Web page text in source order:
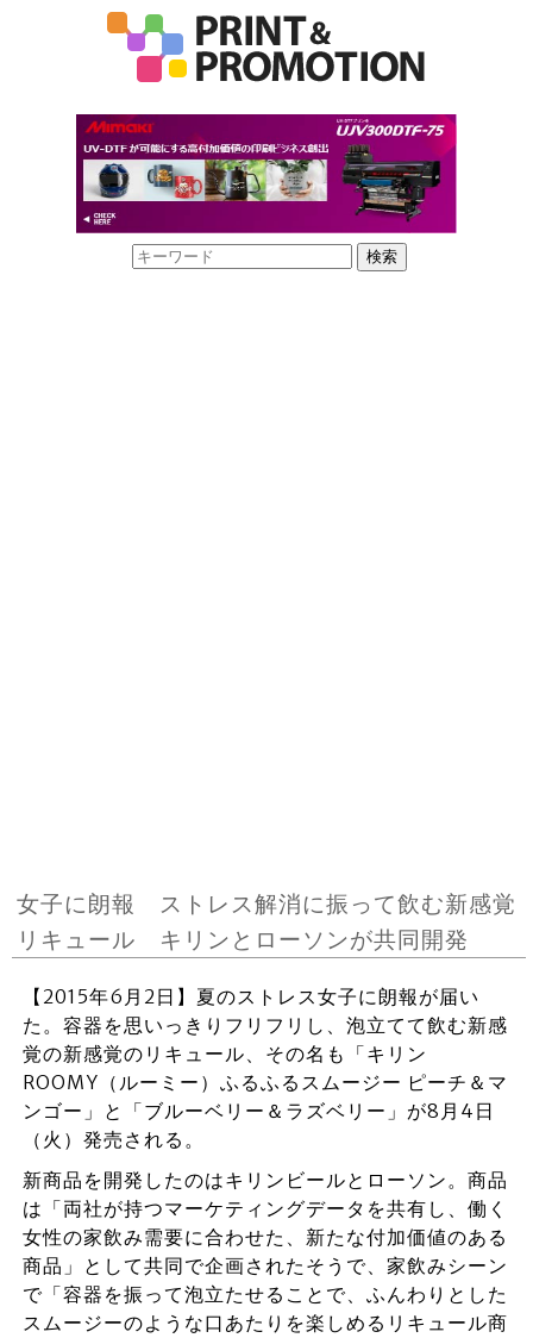
女子に朗報 ストレス解消に振って飲む新感覚
リキュール キリンとローソンが共同開発
【2015年6月2日】夏のストレス女子に朗報が届い
た。容器を思いっきりフリフリし、泡立てて飲む新感
覚の新感覚のリキュール、その名も「キリン
ROOMY（ルーミー）ふるふるスムージー ピーチ＆マ
ンゴー」と「ブルーベリー＆ラズベリー」が8月4日
（火）発売される。
新商品を開発したのはキリンビールとローソン。商品
は「両社が持つマーケティングデータを共有し、働く
女性の家飲み需要に合わせた、新たな付加価値のある
商品」として共同で企画されたそうで、家飲みシーン
で「容器を振って泡立たせることで、ふんわりとした
スムージーのような口あたりを楽しめるリキュール商